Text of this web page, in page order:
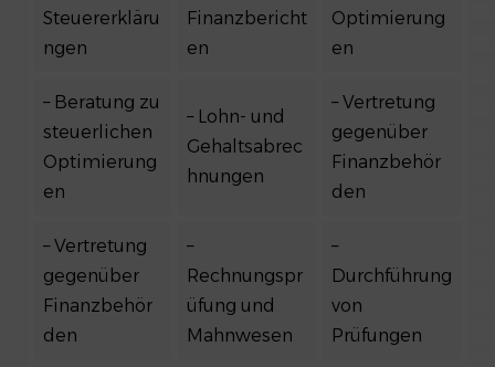
Steuererkläru
ngen
Finanzbericht
en
Optimierung
en
– Beratung zu
steuerlichen
Optimierung
en
– Lohn- und
Gehaltsabrec
hnungen
– Vertretung
gegenüber
Finanzbehör
den
– Vertretung
gegenüber
Finanzbehör
den
–
Rechnungspr
üfung und
Mahnwesen
–
Durchführung
von
Prüfungen